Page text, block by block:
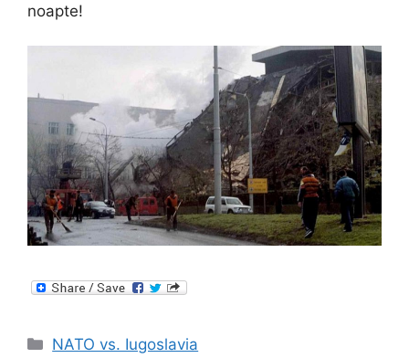
noapte!
Categories
NATO vs. Iugoslavia